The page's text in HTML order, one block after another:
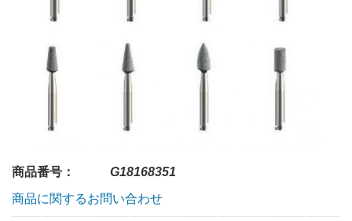
商品番号：
G18168351
商品に関するお問い合わせ